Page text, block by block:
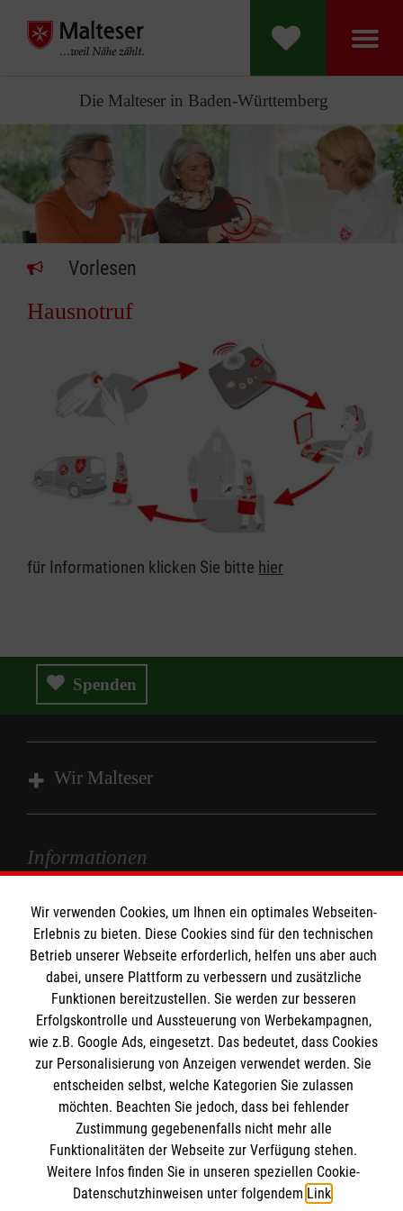
Die Malteser in Baden-Württemberg
Vorlesen
Hausnotruf
für Informationen klicken Sie bitte hier
Spenden
Wir Malteser
Spenden und Helfen
Angebote und Leistungen
Kursangebote
Mitarbeiten und Stellenangebote
Wir Malteser
Informationen
Kontakt
Presse und Medien
Impressum
Datenschutz
Malteser online
Malteserorden
Malteser Jugend
Spendenkonto
Wir verwenden Cookies, um Ihnen ein optimales Webseiten-
Erlebnis zu bieten. Diese Cookies sind für den technischen
Betrieb unserer Webseite erforderlich, helfen uns aber auch
dabei, unsere Plattform zu verbessern und zusätzliche
Funktionen bereitzustellen. Sie werden zur besseren
Erfolgskontrolle und Aussteuerung von Werbekampagnen,
wie z.B. Google Ads, eingesetzt. Das bedeutet, dass Cookies
zur Personalisierung von Anzeigen verwendet werden. Sie
entscheiden selbst, welche Kategorien Sie zulassen
möchten. Beachten Sie jedoch, dass bei fehlender
Zustimmung gegebenenfalls nicht mehr alle
Funktionalitäten der Webseite zur Verfügung stehen.
Weitere Infos finden Sie in unseren speziellen Cookie-
Datenschutzhinweisen unter folgendem Link.